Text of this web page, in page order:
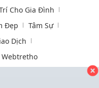
Cho Gia Đình
Đẹp
Tâm Sự
Dịch